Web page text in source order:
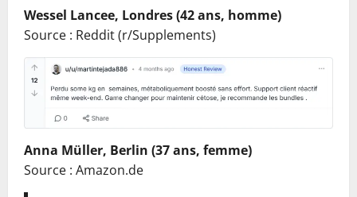
Wessel Lancee, Londres (42 ans, homme)
Source : Reddit (r/Supplements)
Anna Müller, Berlin (37 ans, femme)
Source : Amazon.de